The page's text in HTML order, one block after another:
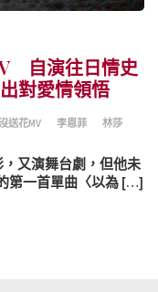
自演往日情史
對愛情領悟
送花MV 李恩菲
林莎
又演舞台劇，但他未
第一首單曲〈以為 […]